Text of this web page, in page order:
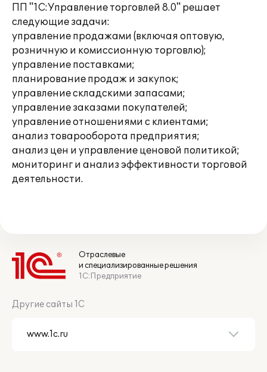
ПП "1С:Управление торговлей 8.0" решает
следующие задачи:
управление продажами (включая оптовую,
розничную и комиссионную торговлю);
управление поставками;
планирование продаж и закупок;
управление складскими запасами;
управление заказами покупателей;
управление отношениями с клиентами;
анализ товарооборота предприятия;
анализ цен и управление ценовой политикой;
мониторинг и анализ эффективности торговой
деятельности.
Отраслевые
и специализированные решения
1С:Предприятие
Другие сайты 1С